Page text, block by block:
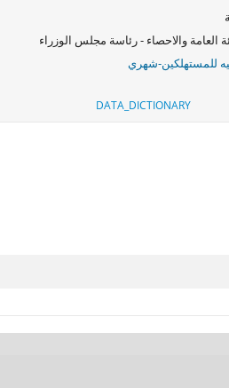
العامة والاحصاء - رئاسة مجلس الوزراء
للمستهلكين-شهري
DATA_DICTIONARY